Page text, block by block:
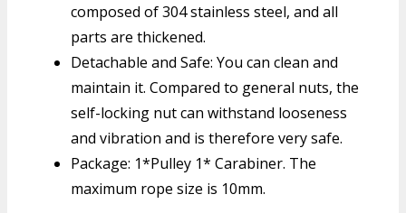
composed of 304 stainless steel, and all
parts are thickened.
Detachable and Safe: You can clean and
maintain it. Compared to general nuts, the
self-locking nut can withstand looseness
and vibration and is therefore very safe.
Package: 1*Pulley 1* Carabiner. The
maximum rope size is 10mm.